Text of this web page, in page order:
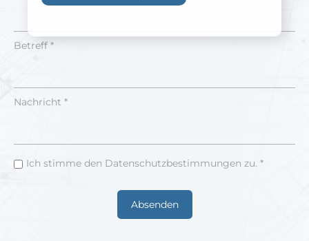
Betreff *
Nachricht *
Ich stimme den Datenschutzbestimmungen zu. *